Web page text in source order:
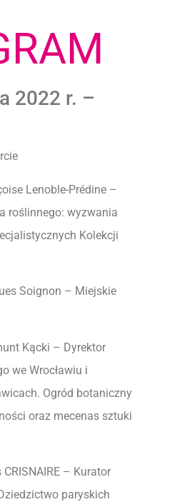
2022 r. –
Lenoble-Prédine –
roślinnego: wyzwania
Kolekcji
Soignon – Miejskie
Kącki – Dyrektor
we Wrocławiu i
Ogród botaniczny
oraz mecenas sztuki
– Kurator
paryskich